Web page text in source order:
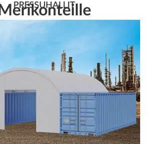
PRESSUHALLIT
Merikonteille